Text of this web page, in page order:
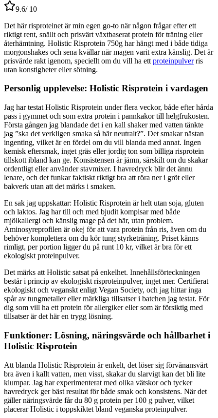
9.6/ 10
Det här risproteinet är min egen go-to när någon frågar efter ett
riktigt rent, snällt och prisvärt växtbaserat protein för träning eller
återhämtning. Holistic Risprotein 750g har hängt med i både tidiga
morgonshakes och sena kvällar när magen varit extra känslig. Det är
prisvärde rakt igenom, speciellt om du vill ha ett proteinpulverris
utan konstigheter eller sötning.
Personlig upplevelse: Holistic Risprotein i vardagen
Jag har testat Holistic Risprotein under flera veckor, både efter hårda
pass i gymmet och som extra protein i pannkakor till helgfrukosten.
Första gången jag blandade det i en kall shaker med vatten tänkte
jag ”ska det verkligen smaka så här neutralt?”. Det smakar nästan
ingenting, vilket är en fördel om du vill blanda med annat. Ingen
kemisk eftersmak, inget gräs eller jordig ton som billiga risprotein
tillskott ibland kan ge. Konsistensen är jämn, särskilt om du skakar
ordentligt eller använder stavmixer. I havredryck blir det ännu
lenare, och det funkar faktiskt riktigt bra att röra ner i gröt eller
bakverk utan att det märks i smaken.
En sak jag uppskattar: Holistic Risprotein är helt utan soja, gluten
och laktos. Jag har till och med bjudit kompisar med både
mjölkallergi och känslig mage på det här, utan problem.
Aminosyreprofilen är okej för att vara protein från ris, även om du
behöver komplettera om du kör tung styrketräning. Priset känns
rimligt, per portion ligger du på runt 10 kr, vilket är bra för ett
ekologiskt proteinpulver.
Det märks att Holistic satsat på enkelhet. Innehållsförteckningen
består i princip av ekologiskt risproteinpulver, inget mer. Certifierat
ekologiskt och veganskt enligt Vegan Society, och jag hittar inga
spår av tungmetaller eller märkliga tillsatser i batchen jag testat. För
dig som vill ha ett protein för allergiker eller som är försiktig med
tillsatser är det här en trygg lösning.
Funktioner: Lösning, näringsvärde och hållbarhet i
Holistic Risprotein
Att blanda Holistic Risprotein är enkelt, det löser sig förvånansvärt
bra även i kallt vatten, men visst, skakar du slarvigt kan det bli lite
klumpar. Jag har experimenterat med olika vätskor och tycker
havredryck ger bäst resultat för både smak och konsistens. När det
gäller näringsvärde får du 80 g protein per 100 g pulver, vilket
placerar Holistic i toppskiktet bland veganska proteinpulver.